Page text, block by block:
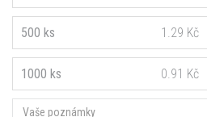
500 ks 1.29 Kč
1000 ks 0.91 Kč